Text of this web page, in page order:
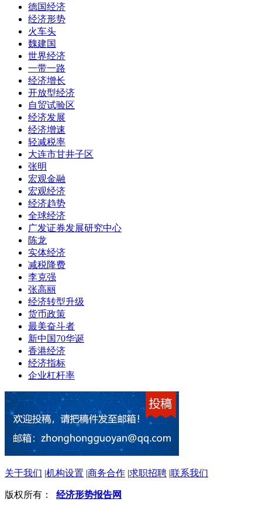
德国经济
经济形势
火车头
魏建国
世界经济
一带一路
经济增长
开放型经济
自贸试验区
经济发展
经济增速
轻减税率
大连市甘井子区
张明
宏观金融
宏观经济
经济趋势
全球经济
广发证券发展研究中心
陈龙
实体经济
减税降费
李克强
张高丽
经济转型升级
货币政策
最美奋斗者
新中国70华诞
香港经济
经济指标
企业杠杆率
关于我们 |机构设置 |商务合作 |求职招聘 |联系我们
版权所有： 经济形势报告网